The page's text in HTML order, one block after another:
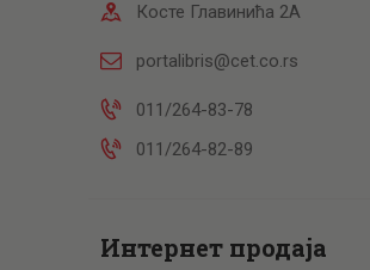
Косте Главинића 2А
portalibris@cet.co.rs
011/264-83-78
011/264-82-89
Интернет продаја